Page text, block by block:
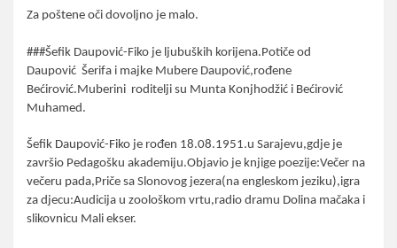
Za poštene oči dovoljno je malo.
###Šefik Daupović-Fiko je ljubuških korijena.Potiče od
Daupović Šerifa i majke Mubere Daupović,rođene
Bećirović.Muberini roditelji su Munta Konjhodžić i Bećirović
Muhamed.
Šefik Daupović-Fiko je rođen 18.08.1951.u Sarajevu,gdje je
završio Pedagošku akademiju.Objavio je knjige poezije:Večer na
večeru pada,Priče sa Slonovog jezera(na engleskom jeziku),igra
za djecu:Audicija u zoološkom vrtu,radio dramu Dolina mačaka i
slikovnicu Mali ekser.